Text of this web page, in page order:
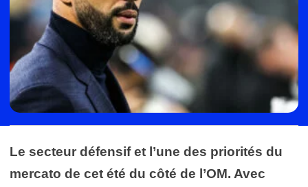
Le secteur défensif et l’une des priorités du
mercato de cet été du côté de l’OM. Avec